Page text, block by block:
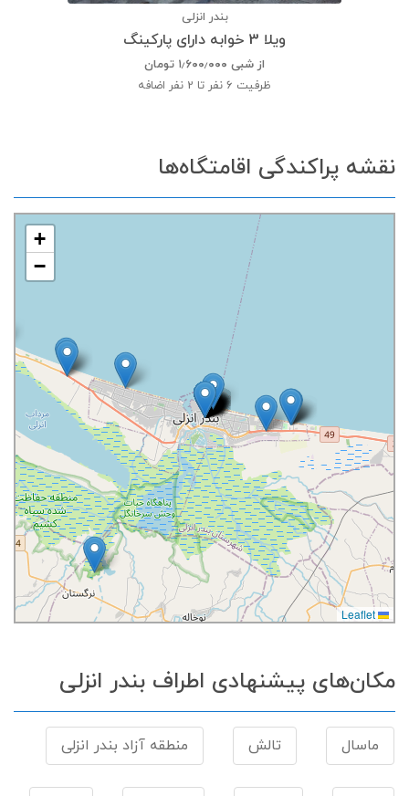
بندر انزلی
ویلا 3 خوابه دارای پارکینگ
از شبی ۱٫۶۰۰٫۰۰۰ تومان
ظرفیت 6 نفر تا 2 نفر اضافه
نقشه پراکندگی اقامتگاه‌ها
+
−
مکان‌های پیشنهادی اطراف بندر انزلی
ماسال تالش منطقه آزاد بندر انزلی